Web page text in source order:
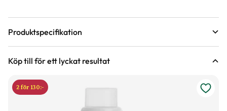
Produktspecifikation
Material Plast , Järntråd, Foam, cement.
Höjd 60 cm
Köp till för ett lyckat resultat
2 för 130:-